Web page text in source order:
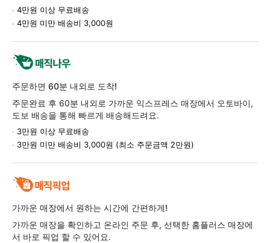
4만원 이상 무료배송
4만원 미만 배송비 3,000원
주문하면 60분 내외로 도착!
주문완료 후 60분 내외로 가까운 익스프레스 매장에서 오토바이,
도보 배송을 통해 빠르게 배송해드려요.
3만원 이상 무료배송
3만원 미만 배송비 3,000원 (최소 주문금액 2만원)
가까운 매장에서 원하는 시간에 간편하게!
가까운 매장을 확인하고 온라인 주문 후, 선택한 홈플러스 매장에
서 바로 픽업 할 수 있어요.